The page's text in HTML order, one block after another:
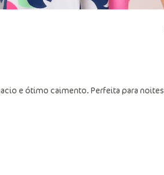
e ótimo caimento. Perfeita para noites